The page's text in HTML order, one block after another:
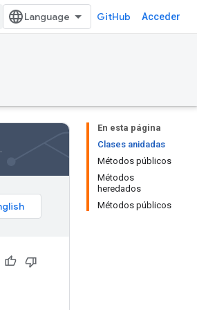
GitHub Acceder
En esta página
Clases anidadas
Métodos públicos
Métodos
heredados
Métodos públicos